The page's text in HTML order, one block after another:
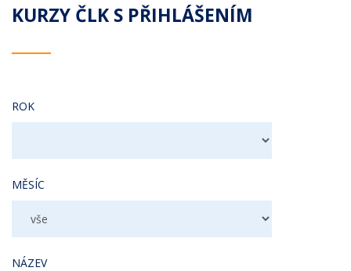
KURZY ČLK S PŘIHLÁŠENÍM
ROK
MĚSÍC
NÁZEV